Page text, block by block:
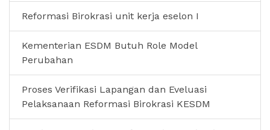
Reformasi Birokrasi unit kerja eselon I
Kementerian ESDM Butuh Role Model
Perubahan
Proses Verifikasi Lapangan dan Eveluasi
Pelaksanaan Reformasi Birokrasi KESDM